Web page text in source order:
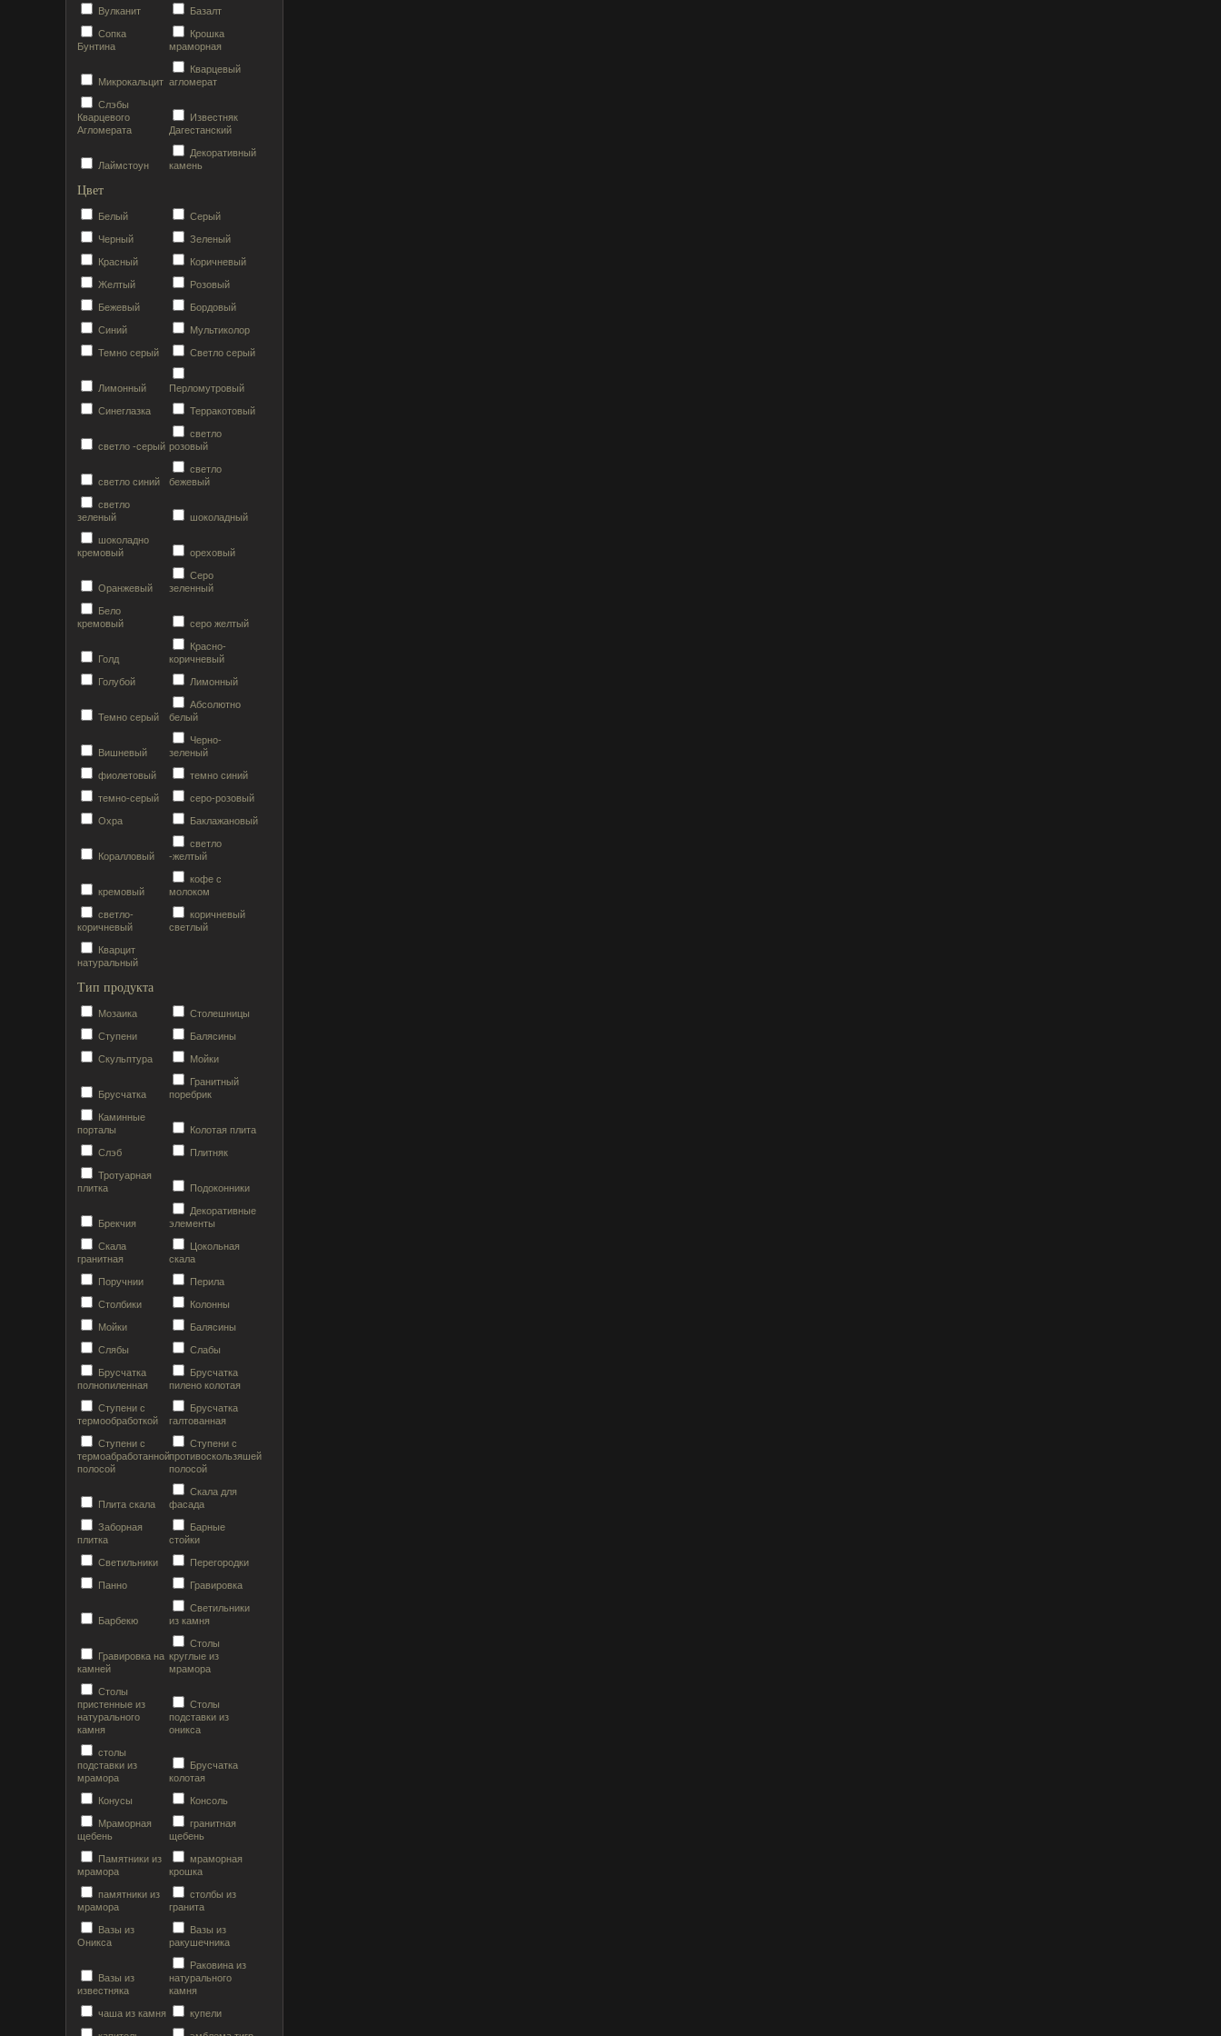
Вулканит Базалт
Сопка
Бунтина
Крошка
мраморная
Микрокальцит
Кварцевый
агломерат
Слэбы
Кварцевого
Агломерата
Известняк
Дагестанский
Лаймстоун
Декоративный
камень
Цвет
Белый Серый
Черный Зеленый
Красный Коричневый
Желтый Розовый
Бежевый Бордовый
Синий Мультиколор
Темно серый Светло серый
Лимонный Перломутровый
Синеглазка Терракотовый
светло -серый
светло
розовый
светло синий
светло
бежевый
светло
зеленый
шоколадный
шоколадно
кремовый
ореховый
Оранжевый
Серо
зеленный
Бело
кремовый
серо желтый
Голд
Красно-
коричневый
Голубой Лимонный
Темно серый
Абсолютно
белый
Вишневый
Черно-
зеленый
фиолетовый темно синий
темно-серый серо-розовый
Охра Баклажановый
Коралловый
светло
-желтый
кремовый
кофе с
молоком
светло-
коричневый
коричневый
светлый
Кварцит
натуральный
Тип продукта
Мозаика Столешницы
Ступени Балясины
Скульптура Мойки
Брусчатка
Гранитный
поребрик
Каминные
порталы
Колотая плита
Слэб Плитняк
Тротуарная
плитка
Подоконники
Брекчия
Декоративные
элементы
Скала
гранитная
Цокольная
скала
Поручнии Перила
Столбики Колонны
Мойки Балясины
Слябы Слабы
Брусчатка
полнопиленная
Брусчатка
пилено колотая
Ступени с
термообработкой
Брусчатка
галтованная
Ступени с
термоабработанной
полосой
Ступени с
противоскользяшей
полосой
Плита скала
Скала для
фасада
Заборная
плитка
Барные
стойки
Светильники Перегородки
Панно Гравировка
Барбекю
Светильники
из камня
Гравировка на
камней
Столы
круглые из
мрамора
Столы
пристенные из
натурального
камня
Столы
подставки из
оникса
столы
подставки из
мрамора
Брусчатка
колотая
Конусы Консоль
Мраморная
щебень
гранитная
щебень
Памятники из
мрамора
мраморная
крошка
памятники из
мрамора
столбы из
гранита
Вазы из
Оникса
Вазы из
ракушечника
Вазы из
известняка
Раковина из
натурального
камня
чаша из камня купели